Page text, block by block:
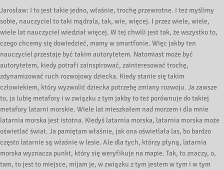
Jarosław: I to jest takie jedno, właśnie, trochę przewrotne. I też myślimy
sobie, nauczyciel to taki mądrala, tak, wie, więcej. I przez wiele, wiele,
wiele lat nauczyciel wiedział więcej. W tej chwili jest tak, że wszystko to,
czego chcemy się dowiedzieć, mamy w smartfonie. Więc jakby ten
nauczyciel przestaje być takim autorytetem. Natomiast może być
autorytetem, kiedy potrafi zainspirować, zainteresować trochę,
zdynamizować ruch rozwojowy dziecka. Kiedy stanie się takim
człowiekiem, który wyzwolić dziecka potrzebę zmiany rozwoju. Ja zawsze
to, ja lubię metafory i w związku z tym jakby to też porównuje do takiej
metafory latarni morskie. Wiele lat mieszkałem nad morzem i dla mnie
latarnia morska jest istotna. Kiedyś latarnia morska, latarnia morska może
oświetlać świat. Ja pamiętam właśnie, jak ona oświetlała las, bo bardzo
często latarnie są właśnie w lesie. Ale dla tych, którzy płyną, latarnia
morska wyznacza punkt, który się weryfikuje na mapie. Tak, to znaczy, o,
tam, to jest to miejsce, mijam je, w związku z tym jestem w tym i w tym